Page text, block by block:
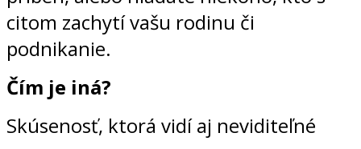
citom zachytí vašu rodinu či
podnikanie.
Čím je iná?
Skúsenosť, ktorá vidí aj neviditeľné